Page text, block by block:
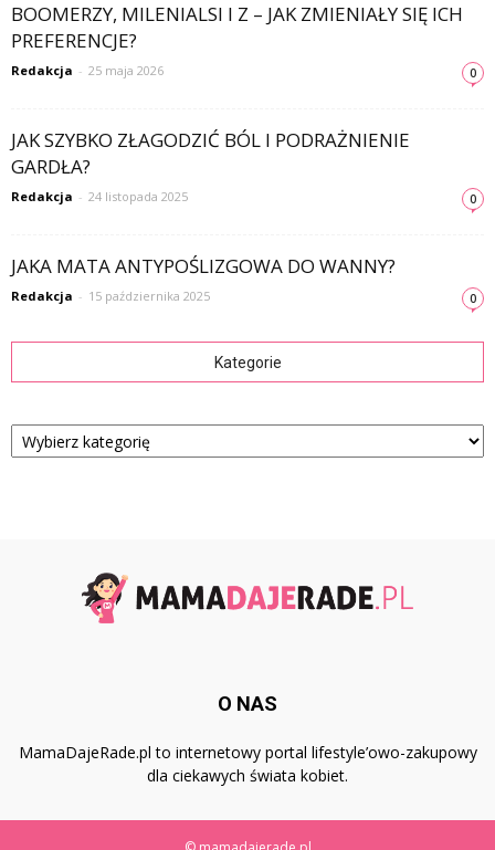
BOOMERZY, MILENIALSI I Z – JAK ZMIENIAŁY SIĘ ICH
PREFERENCJE?
Redakcja - 25 maja 2026 0
JAK SZYBKO ZŁAGODZIĆ BÓL I PODRAŻNIENIE
GARDŁA?
Redakcja - 24 listopada 2025 0
JAKA MATA ANTYPOŚLIZGOWA DO WANNY?
Redakcja - 15 października 2025 0
Kategorie
Kategorie
O NAS
MamaDajeRade.pl to internetowy portal lifestyle’owo-zakupowy
dla ciekawych świata kobiet.